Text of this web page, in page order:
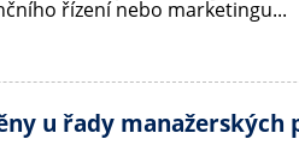
řízení nebo marketingu...
u řady manažerských